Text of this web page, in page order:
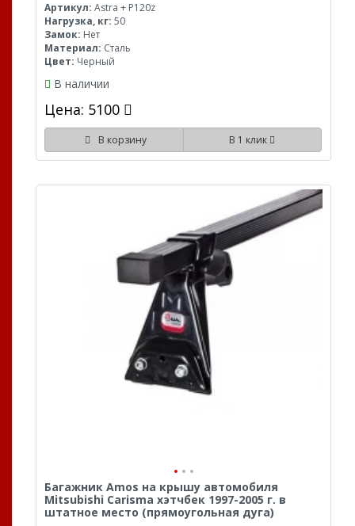
Артикул: Astra + P120z
Нагрузка, кг: 50
Замок: Нет
Материал: Сталь
Цвет: Черный
В наличии
Цена: 5100
В корзину В 1 клик
Багажник Amos на крышу автомобиля
Mitsubishi Carisma хэтчбек 1997-2005 г. в
штатное место (прямоугольная дуга)